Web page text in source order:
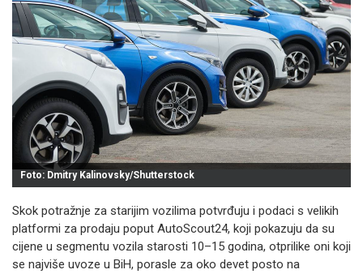
Foto: Dmitry Kalinovsky/Shutterstock
Skok potražnje za starijim vozilima potvrđuju i podaci s velikih
platformi za prodaju poput AutoScout24, koji pokazuju da su
cijene u segmentu vozila starosti 10–15 godina, otprilike oni koji
se najviše uvoze u BiH, porasle za oko devet posto na